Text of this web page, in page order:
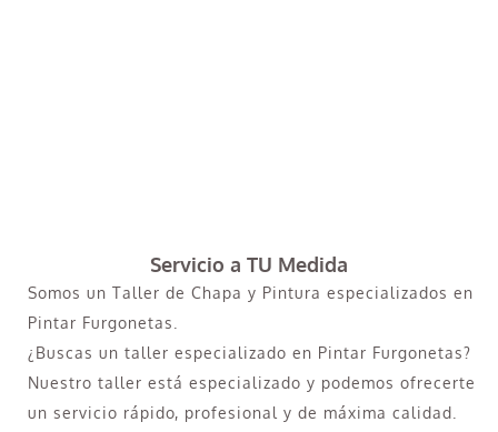
Servicio a TU Medida
Somos un Taller de Chapa y Pintura especializados en
Pintar Furgonetas.
¿Buscas un taller especializado en Pintar Furgonetas?
Nuestro taller está especializado y podemos ofrecerte
un servicio rápido, profesional y de máxima calidad.